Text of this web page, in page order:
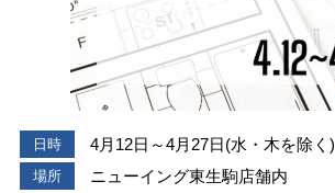
日時 4月12日～4月27日(水・木を除く)
場所 ニューイング東生駒店舗内